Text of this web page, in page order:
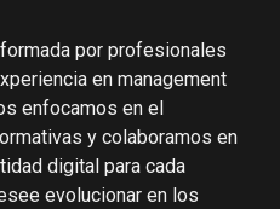
por profesionales
en management
enfocamos en el
y colaboramos en
digital para cada
evolucionar en los